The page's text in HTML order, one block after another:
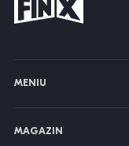
MENIU
MAGAZIN